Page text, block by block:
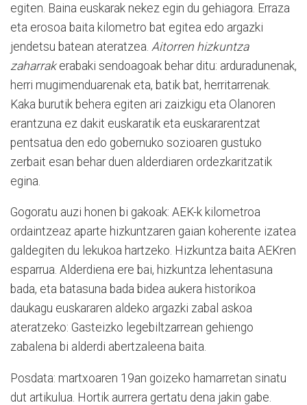
egiten. Baina euskarak nekez egin du gehiagora. Erraza
eta erosoa baita kilometro bat egitea edo argazki
jendetsu batean ateratzea. Aitorren hizkuntza
zaharrakerabaki sendoagoak behar ditu: arduradunenak,
herri mugimenduarenak eta, batik bat, herritarrenak.
Kaka burutik behera egiten ari zaizkigu eta Olanoren
erantzuna ez dakit euskaratik eta euskararentzat
pentsatua den edo gobernuko sozioaren gustuko
zerbait esan behar duen alderdiaren ordezkaritzatik
egina.
Gogoratu auzi honen bi gakoak: AEK-k kilometroa
ordaintzeaz aparte hizkuntzaren gaian koherente izatea
galdegiten du lekukoa hartzeko. Hizkuntza baita AEKren
esparrua. Alderdiena ere bai, hizkuntza lehentasuna
bada, eta batasuna bada bidea aukera historikoa
daukagu euskararen aldeko argazki zabal askoa
ateratzeko: Gasteizko legebiltzarrean gehiengo
zabalena bi alderdi abertzaleena baita.
Posdata: martxoaren 19an goizeko hamarretan sinatu
dut artikulua. Hortik aurrera gertatu dena jakin gabe.